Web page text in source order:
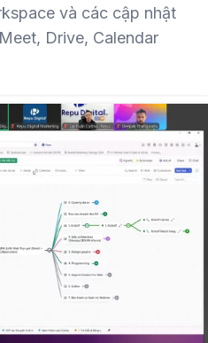
và các cập nhật
Drive, Calendar